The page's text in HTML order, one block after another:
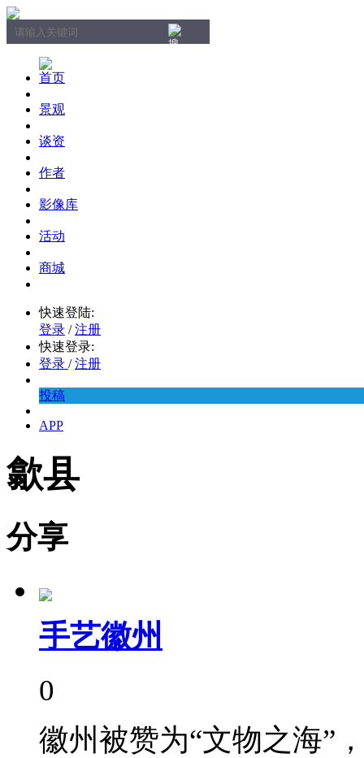
首页
景观
谈资
作者
影像库
活动
商城
快速登陆:
登录 / 注册
快速登录:
登录 / 注册
投稿
APP
歙县
分享
手艺徽州
0
徽州被赞为“文物之海”